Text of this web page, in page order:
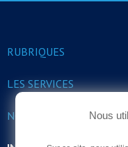
RUBRIQUES
LES SERVICES
NOS HORAIRES Nous